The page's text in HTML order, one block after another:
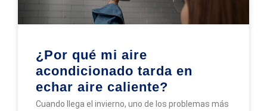
¿Por qué mi aire
acondicionado tarda en
echar aire caliente?
Cuando llega el invierno, uno de los problemas más